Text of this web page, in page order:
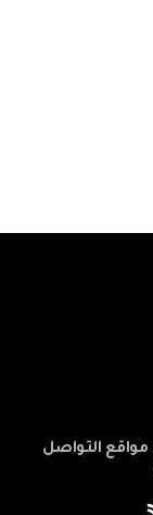
مواقع التواصل